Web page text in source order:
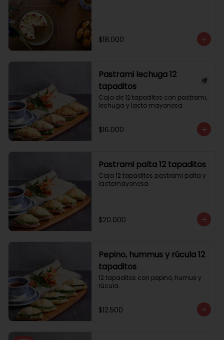
$18.000
Pastrami lechuga 12
tapaditos
Caja de 12 tapaditos con pastrami,
lechuga y lacto mayonesa
$16.000
Pastrami palta 12 tapaditos
Caja 12 tapaditos pastrami palta y
lactomayonesa
$20.000
Pepino, hummus y rúcula 12
tapaditos
12 tapaditos con pepino, humus y
rúcula.
$12.500